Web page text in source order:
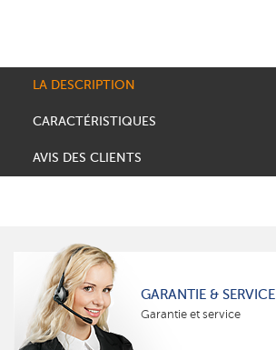
LA DESCRIPTION
CARACTÉRISTIQUES
AVIS DES CLIENTS
GARANTIE & SERVICE
Garantie et service